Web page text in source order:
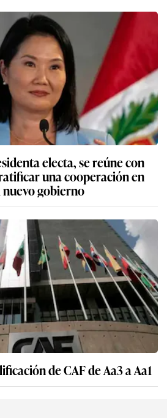
electa, se reúne con
una cooperación en
gobierno
mejora calificación de CAF de Aa3 a Aa1